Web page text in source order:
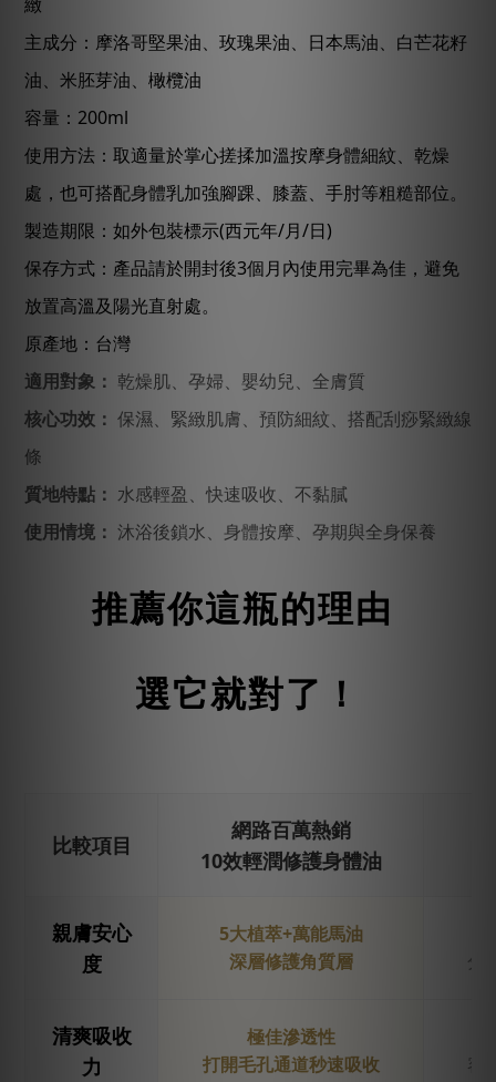
主成分：摩洛哥堅果油、玫瑰果油、 日本馬油、白芒花籽
油、米胚芽油、 橄欖油
容量：200ml
使用方法：取適量於掌心搓揉加溫按摩身體細紋、乾燥
處，也可搭配身體乳加強腳踝、膝蓋、手肘等粗糙部位。
製造期限：如外包裝標示(西元年/月/日)
保存方式：產品請於開封後3個月內使用完畢為佳，避免
放置高溫及陽光直射處。
原產地：台灣
適用對象： 乾燥肌、孕婦、嬰幼兒、全膚質
核心功效： 保濕、緊緻肌膚、預防細紋、搭配刮痧緊緻線
條
質地特點： 水感輕盈、快速吸收、不黏膩
使用情境： 沐浴後鎖水、身體按摩、孕期與全身保養
推薦你這瓶的理由
選它就對了！
比較項目
網路百萬熱銷
10效輕潤修護身體油
親膚安心
度
5大植萃+萬能馬油
深層修護角質層
分
清爽吸收
力
極佳滲透性
打開毛孔通道秒速吸收
容